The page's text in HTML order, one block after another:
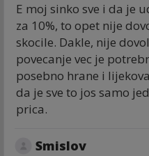
E moj sinko sve i da je
za 10%, to opet nije
skocile. Dakle, nije
povecanje vec je
posebno hrane i
da je sve to jos samo
prica.
Smislov